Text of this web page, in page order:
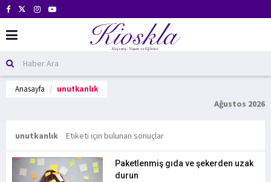
Anasayfa unutkanlık
Ağustos 2026
unutkanlık Etiketi için bulunan sonuçlar
Paketlenmiş gıda ve şekerden uzak
durun